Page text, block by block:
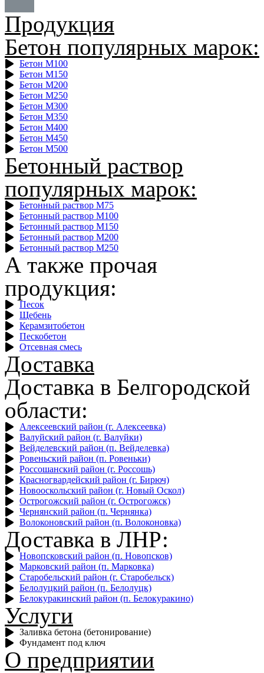
Продукция
Бетон популярных марок:
Бетон М100
Бетон М150
Бетон М200
Бетон М250
Бетон М300
Бетон М350
Бетон М400
Бетон М450
Бетон М500
Бетонный раствор
популярных марок:
Бетонный раствор М75
Бетонный раствор М100
Бетонный раствор М150
Бетонный раствор М200
Бетонный раствор М250
А также прочая
продукция:
Песок
Щебень
Керамзитобетон
Пескобетон
Отсевная смесь
Доставка
Доставка в Белгородской
области:
Алексеевский район (г. Алексеевка)
Валуйский район (г. Валуйки)
Вейделевский район (п. Вейделевка)
Ровеньский район (п. Ровеньки)
Россошанский район (г. Россошь)
Красногвардейский район (г. Бирюч)
Новооскольский район (г. Новый Оскол)
Острогожский район (г. Острогожск)
Чернянский район (п. Чернянка)
Волоконовский район (п. Волоконовка)
Доставка в ЛНР:
Новопсковский район (п. Новопсков)
Марковский район (п. Марковка)
Старобельский район (г. Старобельск)
Белолуцкий район (п. Белолуцк)
Белокуракинский район (п. Белокуракино)
Услуги
Заливка бетона (бетонирование)
Фундамент под ключ
О предприятии